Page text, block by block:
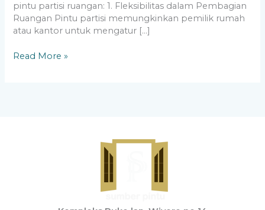
pintu partisi ruangan: 1. Fleksibilitas dalam Pembagian
Ruangan Pintu partisi memungkinkan pemilik rumah
atau kantor untuk mengatur […]
Read More »